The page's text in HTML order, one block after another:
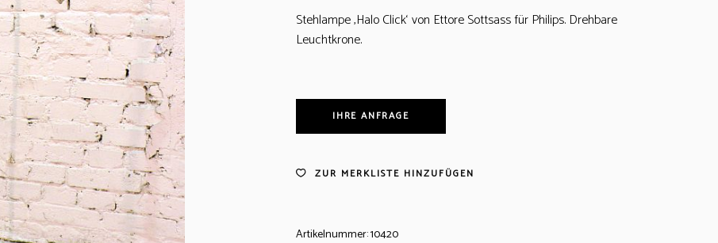
Stehlampe ‚Halo Click‘ von Ettore Sottsass für Philips. Drehbare
Leuchtkrone.
IHRE ANFRAGE
ZUR MERKLISTE HINZUFÜGEN
Artikelnummer:10420